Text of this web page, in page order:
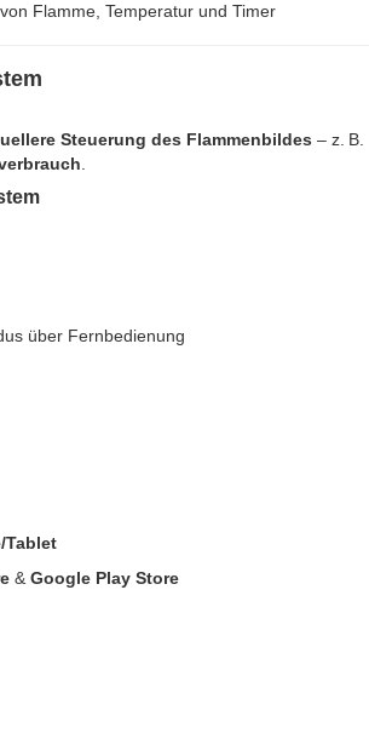
Flamme, Temperatur und Timer
Steuerung des Flammenbildes – z. B.
über Fernbedienung
Tablet
& Google Play Store